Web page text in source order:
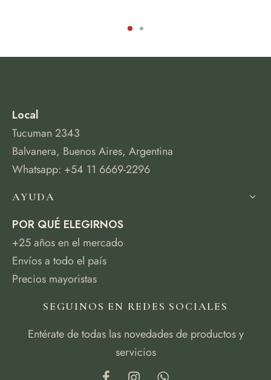
Local
Tucuman 2343
Balvanera, Buenos Aires, Argentina
Whatsapp: +54 11 6669-2296
AYUDA
POR QUÉ ELEGIRNOS
+25 años en el mercado
Envíos a todo el país
Precios mayoristas
SEGUINOS EN REDES SOCIALES
Entérate de todas las novedades de productos y
servicios